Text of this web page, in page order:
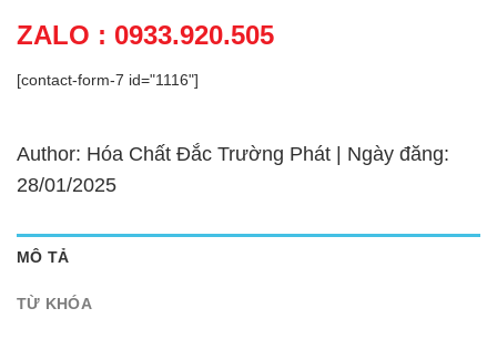
ZALO : 0933.920.505
[contact-form-7 id="1116"]
Author: Hóa Chất Đắc Trường Phát | Ngày đăng:
28/01/2025
MÔ TẢ
TỪ KHÓA